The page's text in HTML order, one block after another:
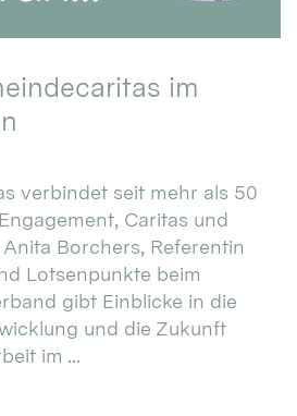
im
verbindet seit mehr als 50
Caritas und
Borchers, Referentin
Lotsenpunkte beim
gibt Einblicke in die
und die Zukunft
im ...